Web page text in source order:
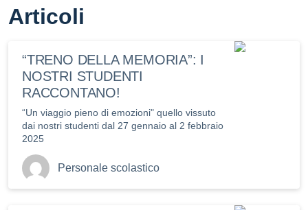
Articoli
“TRENO DELLA MEMORIA”: I
NOSTRI STUDENTI
RACCONTANO!
“Un viaggio pieno di emozioni" quello vissuto
dai nostri studenti dal 27 gennaio al 2 febbraio
2025
Personale scolastico